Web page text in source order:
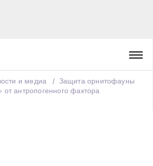
и медиа
Защита орнитофауны
от антропогенного фактора